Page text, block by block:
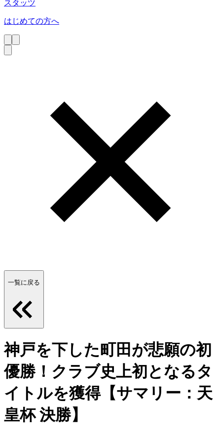
スタッツ
はじめての方へ
一覧に戻る
神戸を下した町田が悲願の初
優勝！クラブ史上初となるタ
イトルを獲得【サマリー：天
皇杯 決勝】